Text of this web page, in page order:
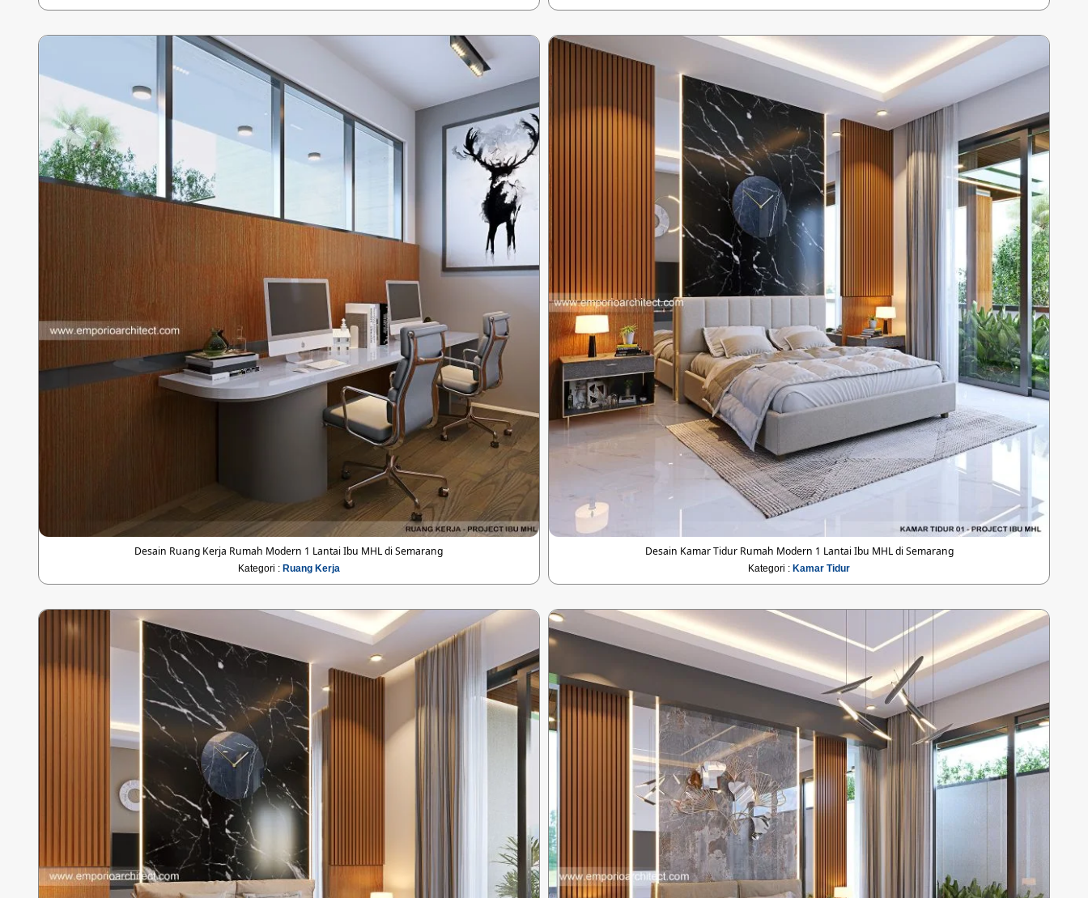
Desain Ruang Kerja Rumah Modern 1 Lantai Ibu MHL di Semarang
Kategori : Ruang Kerja
Desain Kamar Tidur Rumah Modern 1 Lantai Ibu MHL di Semarang
Kategori :Kamar Tidur